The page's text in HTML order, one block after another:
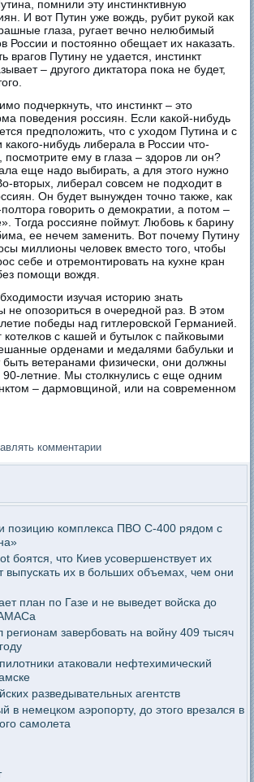
помнили эту инстинктивную
И вот Путин уже вождь, рубит рукой как
глаза, ругает вечно нелюбимый
России и постоянно обещает их наказать.
врагов Путину не удается, инстинкт
– другого диктатора пока не будет,
подчеркнуть, что инстинкт – это
поведения россиян. Если какой-нибудь
предположить, что с уходом Путина и с
какого-нибудь либерала в России что-
посмотрите ему в глаза – здоров ли он?
еще надо выбирать, а для этого нужно
вторых, либерал совсем не подходит в
Он будет вынужден точно также, как
говорить о демократии, а потом –
Тогда россияне поймут. Любовь к барину
ее нечем заменить. Вот почему Путину
миллионы человек вместо того, чтобы
себе и отремонтировать на кухне кран
помощи вождя.
изучая историю знать
не опозориться в очередной раз. В этом
победы над гитлеровской Германией.
с кашей и бутылок с пайковыми
орденами и медалями бабульки и
быть ветеранами физически, они должны
летние. Мы столкнулись с еще одним
– дармовщиной, или на современном
комментарии
позицию комплекса ПВО С-400 рядом с
боятся, что Киев усовершенствует их
выпускать их в больших объемах, чем они
план по Газе и не выведет войска до
регионам завербовать на войну 409 тысяч
атаковали нефтехимический
разведывательных агентств
в немецком аэропорту, до этого врезался в
самолета